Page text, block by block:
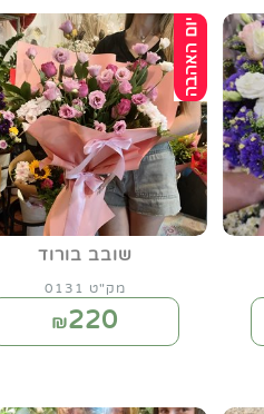
שובב בורוד
מק"ט 0131
₪220